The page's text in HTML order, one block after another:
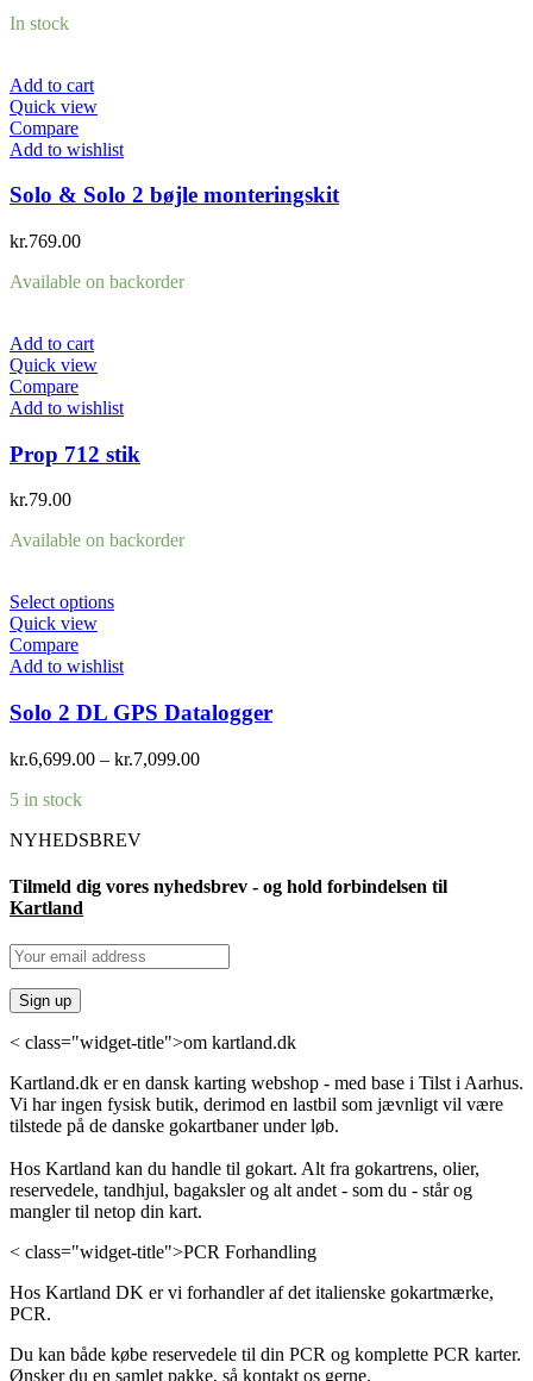
In stock
Add to cart
Quick view
Compare
Add to wishlist
Solo & Solo 2 bøjle monteringskit
kr.769.00
Available on backorder
Add to cart
Quick view
Compare
Add to wishlist
Prop 712 stik
kr.79.00
Available on backorder
Select options
Quick view
Compare
Add to wishlist
Solo 2 DL GPS Datalogger
kr.6,699.00 – kr.7,099.00
5 in stock
NYHEDSBREV
Tilmeld dig vores nyhedsbrev - og hold forbindelsen til
Kartland
< class="widget-title">om kartland.dk
Kartland.dk er en dansk karting webshop - med base i Tilst i Aarhus.
Vi har ingen fysisk butik, derimod en lastbil som jævnligt vil være
tilstede på de danske gokartbaner under løb.
Hos Kartland kan du handle til gokart. Alt fra gokartrens, olier,
reservedele, tandhjul, bagaksler og alt andet - som du - står og
mangler til netop din kart.
< class="widget-title">PCR Forhandling
Hos Kartland DK er vi forhandler af det italienske gokartmærke,
PCR.
Du kan både købe reservedele til din PCR og komplette PCR karter.
Ønsker du en samlet pakke, så kontakt os gerne.